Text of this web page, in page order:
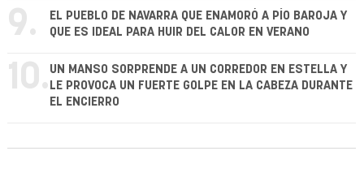
9.
EL PUEBLO DE NAVARRA QUE ENAMORÓ A PÍO BAROJA Y
QUE ES IDEAL PARA HUIR DEL CALOR EN VERANO
10. UN MANSO SORPRENDE A UN CORREDOR EN ESTELLA Y
LE PROVOCA UN FUERTE GOLPE EN LA CABEZA DURANTE
EL ENCIERRO